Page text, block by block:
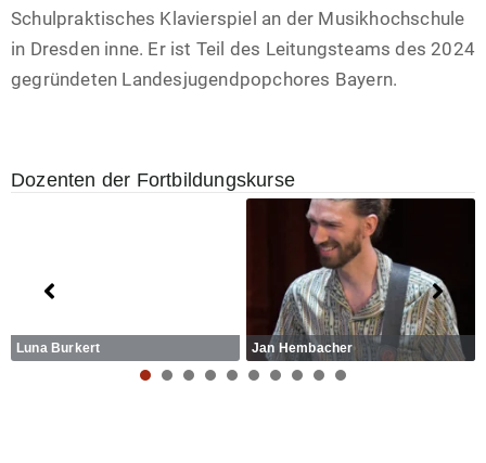
Schulpraktisches Klavierspiel an der Musikhochschule
in Dresden inne. Er ist Teil des Leitungsteams des 2024
gegründeten Landesjugendpopchores Bayern.
Dozenten der Fortbildungskurse
Luna Burkert Jan Hembacher
1